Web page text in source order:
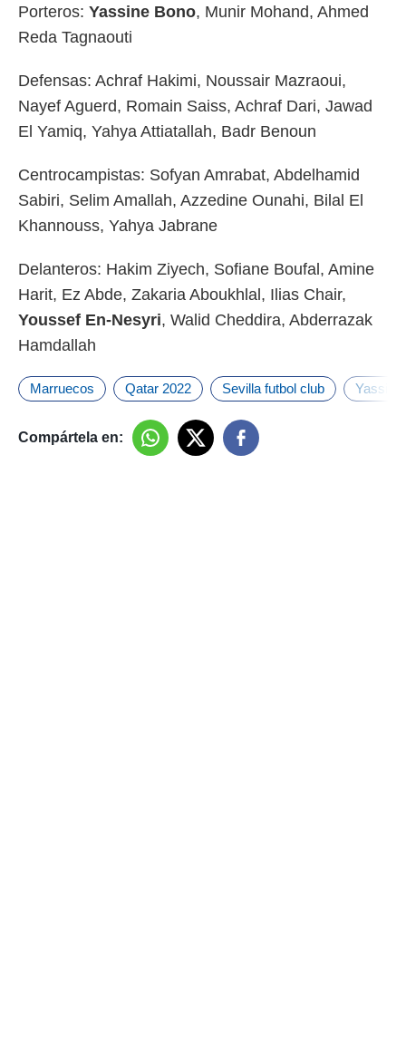
mediante
publicidad
de
Porteros: Yassine Bono, Munir Mohand, Ahmed
Reda Tagnaouti
Defensas: Achraf Hakimi, Noussair Mazraoui,
Nayef Aguerd, Romain Saiss, Achraf Dari, Jawad
El Yamiq, Yahya Attiatallah, Badr Benoun
Centrocampistas: Sofyan Amrabat, Abdelhamid
Sabiri, Selim Amallah, Azzedine Ounahi, Bilal El
Khannouss, Yahya Jabrane
Delanteros: Hakim Ziyech, Sofiane Boufal, Amine
Harit, Ez Abde, Zakaria Aboukhlal, Ilias Chair,
Youssef En-Nesyri, Walid Cheddira, Abderrazak
Hamdallah
Marruecos Qatar 2022 Sevilla futbol club Yassine
Compártela en: